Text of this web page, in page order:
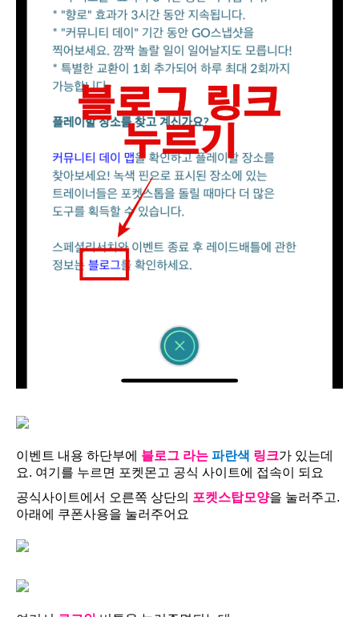
이벤트 내용 하단부에 블로그 라는 파란색 링크가 있는데
요. 여기를 누르면 포켓몬고 공식 사이트에 접속이 되요
공식사이트에서 오른쪽 상단의 포켓스탑모양을 눌러주고.
아래에 쿠폰사용을 눌러주어요